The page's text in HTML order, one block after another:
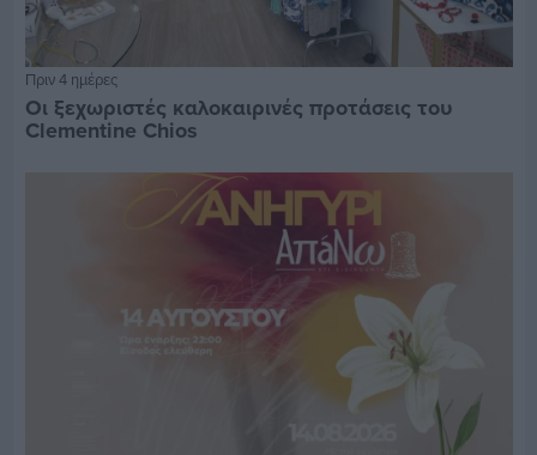
Πριν 4 ημέρες
Οι ξεχωριστές καλοκαιρινές προτάσεις του
Clementine Chios